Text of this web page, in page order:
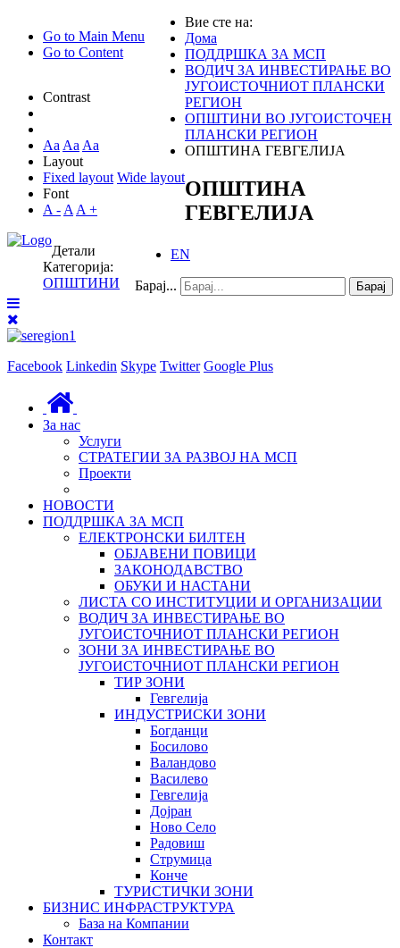
Go to Main Menu
Go to Content
Contrast
Aa Aa Aa
Layout
Fixed layout Wide layout
Font
A - A A +
EN
Барај... Барај
Facebook Linkedin Skype Twitter Google Plus
За нас
Услуги
СТРАТЕГИИ ЗА РАЗВОЈ НА МСП
Проекти
НОВОСТИ
ПОДДРШКА ЗА МСП
ЕЛЕКТРОНСКИ БИЛТЕН
ОБЈАВЕНИ ПОВИЦИ
ЗАКОНОДАВСТВО
ОБУКИ И НАСТАНИ
ЛИСТА СО ИНСТИТУЦИИ И ОРГАНИЗАЦИИ
ВОДИЧ ЗА ИНВЕСТИРАЊЕ ВО
ЈУГОИСТОЧНИОТ ПЛАНСКИ РЕГИОН
ЗОНИ ЗА ИНВЕСТИРАЊЕ ВО
ЈУГОИСТОЧНИОТ ПЛАНСКИ РЕГИОН
ТИР ЗОНИ
Гевгелија
ИНДУСТРИСКИ ЗОНИ
Богданци
Босилово
Валандово
Василево
Гевгелија
Дојран
Ново Село
Радовиш
Струмица
Конче
ТУРИСТИЧКИ ЗОНИ
БИЗНИС ИНФРАСТРУКТУРА
База на Компании
Контакт
Вие сте на:
Дома
ПОДДРШКА ЗА МСП
ВОДИЧ ЗА ИНВЕСТИРАЊЕ ВО
ЈУГОИСТОЧНИОТ ПЛАНСКИ
РЕГИОН
ОПШТИНИ ВО ЈУГОИСТОЧЕН
ПЛАНСКИ РЕГИОН
ОПШТИНА ГЕВГЕЛИЈА
ОПШТИНА
ГЕВГЕЛИЈА
Детали
Категорија:
ОПШТИНИ